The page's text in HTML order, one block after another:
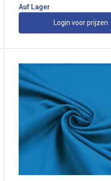
Auf Lager
Login voor prijzen